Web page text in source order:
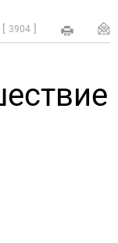
3904